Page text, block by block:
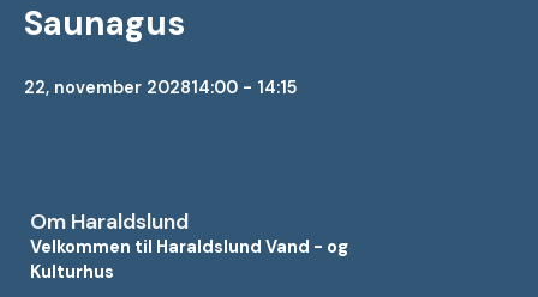
Saunagus
22, november 202814:00 - 14:15
Om Haraldslund
Velkommen til Haraldslund Vand - og
Kulturhus